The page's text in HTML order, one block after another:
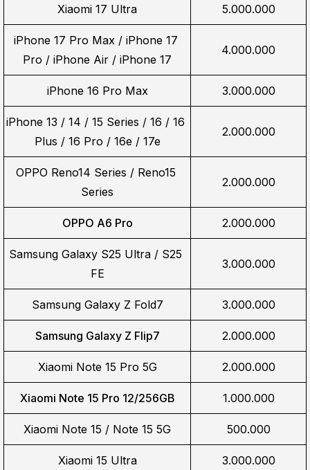
Xiaomi 17 Ultra 5.000.000
iPhone 17 Pro Max / iPhone 17
Pro / iPhone Air / iPhone 17
4.000.000
iPhone 16 Pro Max 3.000.000
iPhone 13 / 14 / 15 Series / 16 / 16
Plus / 16 Pro / 16e / 17e
2.000.000
OPPO Reno14 Series / Reno15
Series
2.000.000
OPPO A6 Pro 2.000.000
Samsung Galaxy S25 Ultra / S25
FE
3.000.000
Samsung Galaxy Z Fold7 3.000.000
Samsung Galaxy Z Flip7 2.000.000
Xiaomi Note 15 Pro 5G 2.000.000
Xiaomi Note 15 Pro 12/256GB 1.000.000
Xiaomi Note 15 / Note 15 5G 500.000
Xiaomi 15 Ultra 3.000.000